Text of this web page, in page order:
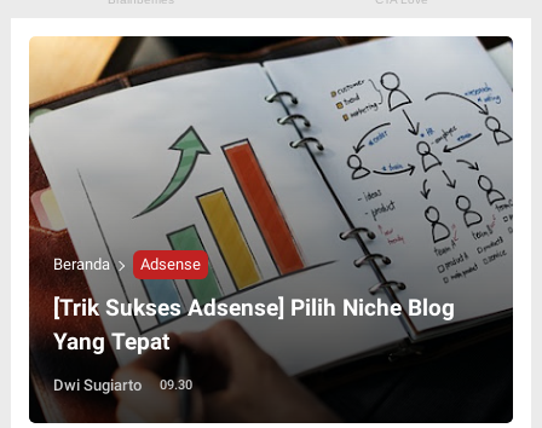
Beranda Adsense
[Trik Sukses Adsense] Pilih Niche Blog
Yang Tepat
Dwi Sugiarto 09.30